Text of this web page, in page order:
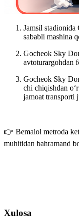
Jamsil
sababli mashina
Gocheok Sky
avtoturargohdan
Gocheok Sky
chi chiqishdan
jamoat transporti
👉 Bemalol metroda
muhitidan bahramand
Xulosa